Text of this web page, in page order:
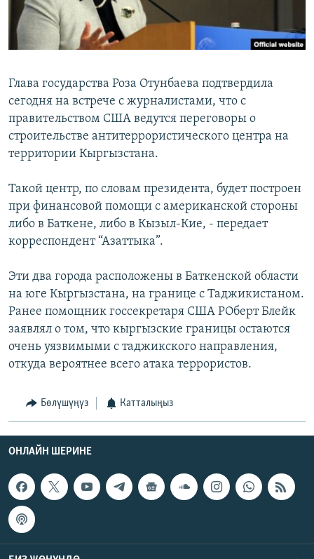
ЭЕ/АРнун бардык сайттары
Глава государства Роза Отунбаева подтвердила
сегодня на встрече с журналистами, что с
правительством США ведутся переговоры о
строительстве антитеррористического центра на
территории Кыргызстана.
Такой центр, по словам президента, будет построен
при финансовой помощи с американской стороны
либо в Баткене, либо в Кызыл-Кие, - передает
корреспондент “Азаттыка”.
Эти два города расположены в Баткенской области
на юге Кыргызстана, на границе с Таджикистаном.
Ранее помощник госсекретаря США РОберт Блейк
заявлял о том, что кыргызские границы остаются
очень уязвимыми с таджикского направления,
откуда вероятнее всего атака террористов.
Бөлүшүңүз Катталыңыз
ОНЛАЙН ШЕРИНЕ